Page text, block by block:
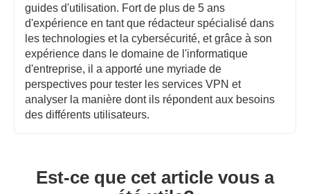
guides d'utilisation. Fort de plus de 5 ans
d'expérience en tant que rédacteur spécialisé dans
les technologies et la cybersécurité, et grâce à son
expérience dans le domaine de l'informatique
d'entreprise, il a apporté une myriade de
perspectives pour tester les services VPN et
analyser la manière dont ils répondent aux besoins
des différents utilisateurs.
Est-ce que cet article vous a